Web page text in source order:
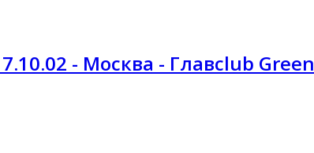
- Москва - Главclub Green